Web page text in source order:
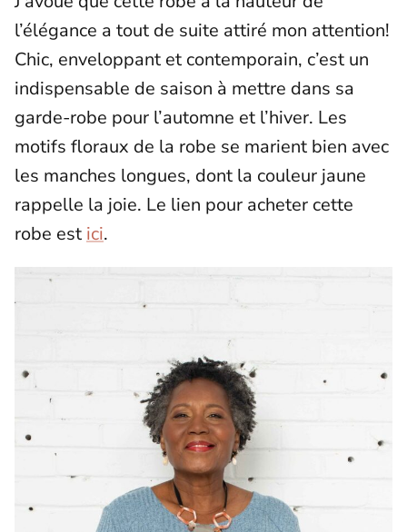
l’élégance a tout de suite attiré mon attention!
Chic, enveloppant et contemporain, c’est un
indispensable de saison à mettre dans sa
garde-robe pour l’automne et l’hiver. Les
motifs floraux de la robe se marient bien avec
les manches longues, dont la couleur jaune
rappelle la joie. Le lien pour acheter cette
robe est ici.